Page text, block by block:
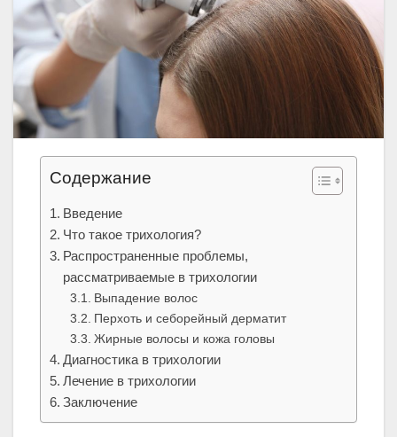
Содержание
Введение
Что такое трихология?
Распространенные проблемы,
рассматриваемые в трихологии
Выпадение волос
Перхоть и себорейный дерматит
Жирные волосы и кожа головы
Диагностика в трихологии
Лечение в трихологии
Заключение